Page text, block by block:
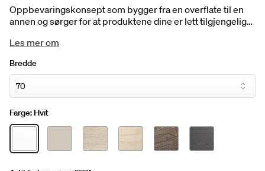
Oppbevaringskonsept som bygger fra en overflate til en
annen og sørger for at produktene dine er lett tilgjengelige.
funksjoner og skaper helhet. Hylle i aluminium med
Les mer om
Bredde
Farge: Hvit